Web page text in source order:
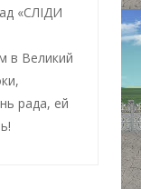
«СЛІДИ
в Великий
рада, ей